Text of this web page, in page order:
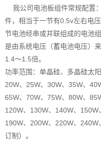
我公司电池板组件常规配置
件，相当于一节有0.5v左右电
节电池经串或并联组成的电池
是由系统电压（蓄电池电压）
1.4～1.5倍。
功率范围：单晶硅、多晶硅太
20W、25W、30W、35W、
65W、70W、75W、80W、
120W、130W、140W、150W
190W、200W、220W、
订制）。